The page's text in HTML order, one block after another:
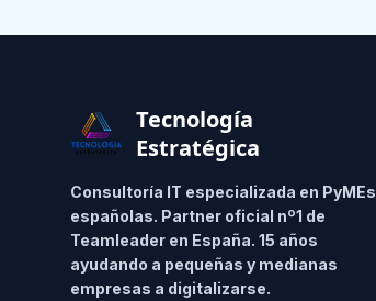
Tecnología
Estratégica
Consultoría IT especializada en PyMEs
españolas. Partner oficial nº1 de
Teamleader en España. 15 años
ayudando a pequeñas y medianas
empresas a digitalizarse.